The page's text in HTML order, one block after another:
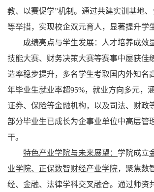
教、以赛促学”机制。通过共建实训基地
等举措，实现校企双元育人，显著提升学
成绩亮点与学生发展：人才培养成效
技能大赛、财务决策大赛等赛事中屡获佳
造率稳步提升，多名学生考取国内外知名
年毕业生就业率超95%，就业方向多元，
证券、保险等金融机构，以及司法、财政
部分毕业生已成长为企事业单位中高层管
干。
特色产业学院与未来展望： 学院成立
业学院、正保数智财经产业学院， 聚焦数
经、金融、法律学科交叉融合。通过师资